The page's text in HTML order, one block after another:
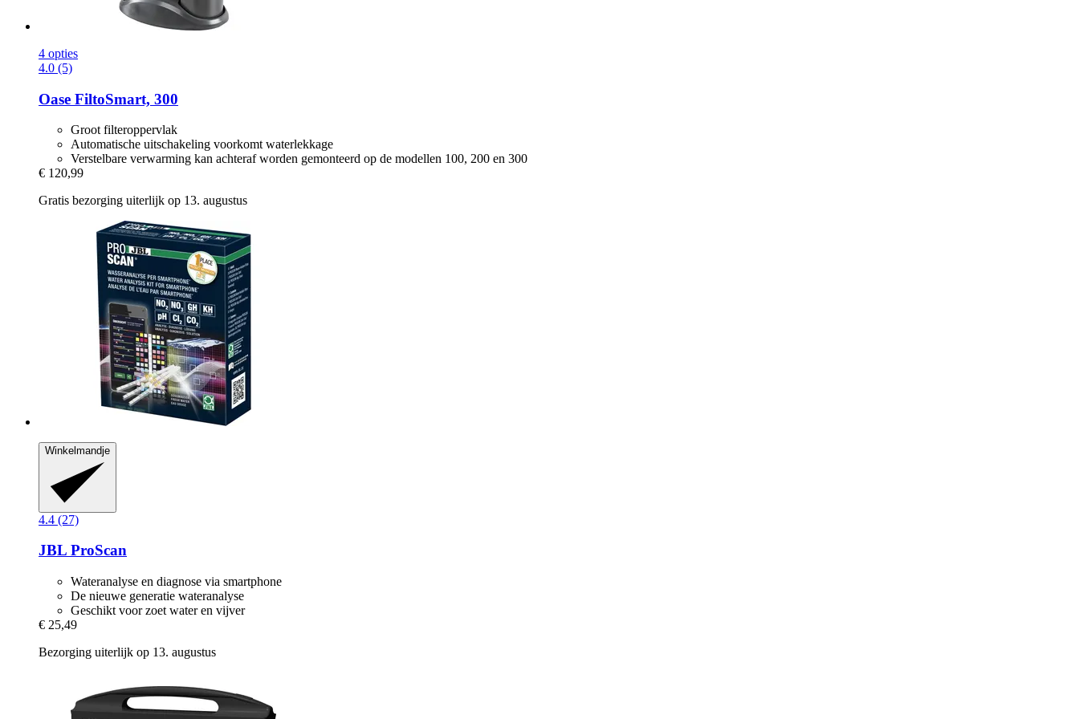
4 opties
4.0 (5)
Oase FiltoSmart, 300
Groot filteroppervlak
Automatische uitschakeling voorkomt waterlekkage
Verstelbare verwarming kan achteraf worden gemonteerd op de modellen 100, 200 en 300
€ 120,99
Gratis bezorging uiterlijk op 13. augustus
Winkelmandje
4.4 (27)
JBL ProScan
Wateranalyse en diagnose via smartphone
De nieuwe generatie wateranalyse
Geschikt voor zoet water en vijver
€ 25,49
Bezorging uiterlijk op 13. augustus